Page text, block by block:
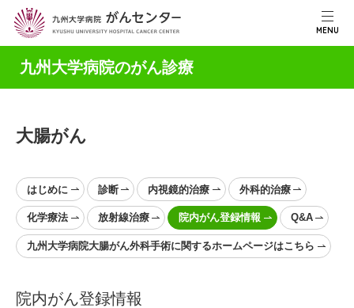
MENU
九州大学病院のがん診療
大腸がん
はじめに 診断 内視鏡的治療 外科的治療
化学療法 放射線治療 院内がん登録情報 Q&A
九州大学病院大腸がん外科手術に関するホームページはこちら
院内がん登録情報